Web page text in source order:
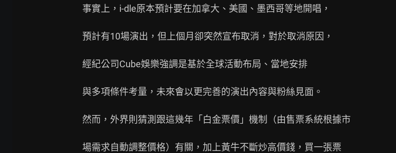
事實上，i-dle原本預計要在加拿大、美國、墨西哥等地開唱，
預計有10場演出，但上個月卻突然宣布取消，對於取消原因，
經紀公司Cube娛樂強調是基於全球活動布局、當地安排
與多項條件考量，未來會以更完善的演出內容與粉絲見面。
然而，外界則猜測跟這幾年「白金票價」機制（由售票系統根據市
場需求自動調整價格）有關，加上黃牛不斷炒高價錢，買一張票